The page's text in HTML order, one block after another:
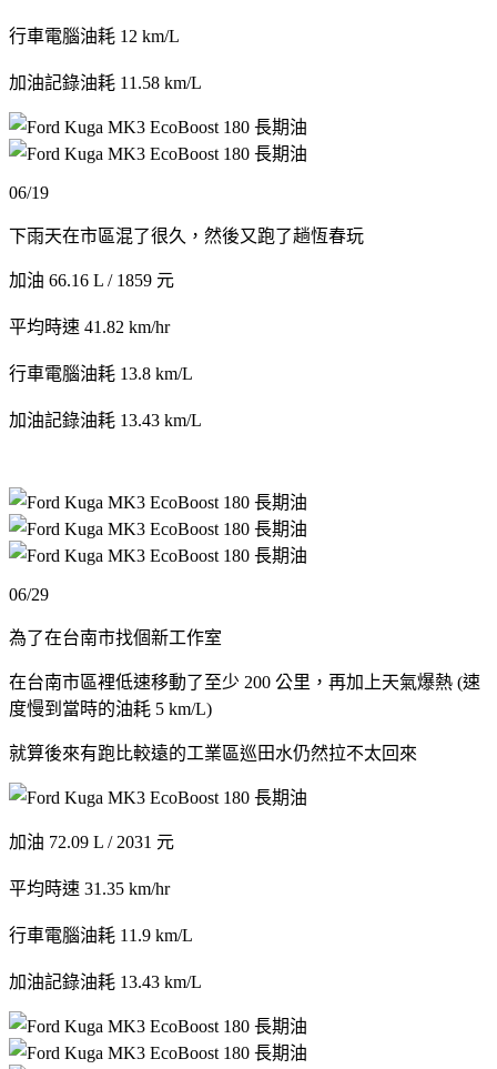
行車電腦油耗 12 km/L
加油記錄油耗 11.58 km/L
06/19
下雨天在市區混了很久，然後又跑了趟恆春玩
加油 66.16 L / 1859 元
平均時速 41.82 km/hr
行車電腦油耗 13.8 km/L
加油記錄油耗 13.43 km/L
06/29
為了在台南市找個新工作室
在台南市區裡低速移動了至少 200 公里，再加上天氣爆熱 (速
度慢到當時的油耗 5 km/L)
就算後來有跑比較遠的工業區巡田水仍然拉不太回來
加油 72.09 L / 2031 元
平均時速 31.35 km/hr
行車電腦油耗 11.9 km/L
加油記錄油耗 13.43 km/L